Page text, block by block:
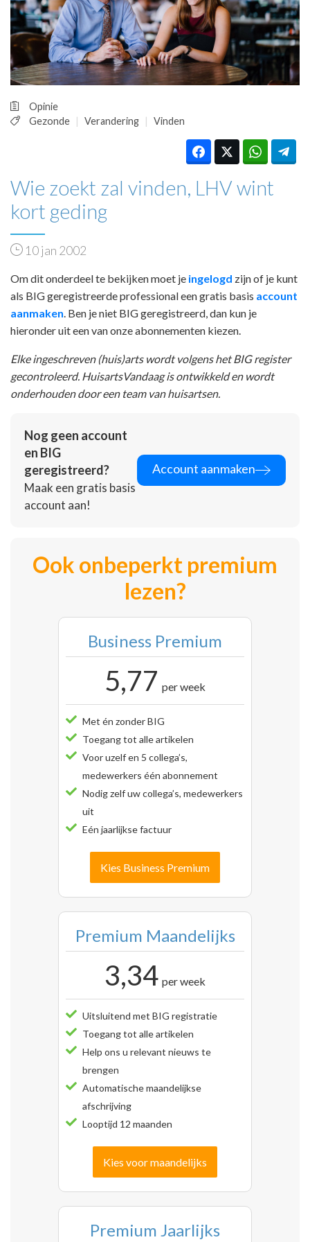
PRAKTIJKZAKEN
TARIEVEN
VPHUISARTSEN
MEDISCHE VAKHANDEL
REGISTRATIE
Opinie
Gezonde
Verandering Vinden
Wie zoekt zal vinden, LHV wint
kort geding
10 jan 2002
Om dit onderdeel te bekijken moet je ingelogd zijn of je kunt
als BIG geregistreerde professional een gratis basis account
aanmaken . Ben je niet BIG geregistreerd, dan kun je
hieronder uit een van onze abonnementen kiezen.
Elke ingeschreven (huis)arts wordt volgens het BIG register
gecontroleerd. HuisartsVandaag is ontwikkeld en wordt
onderhouden door een team van huisartsen.
Nog geen account
en BIG
geregistreerd?
Maak een gratis basis
account aan!
Account aanmaken
Ook onbeperkt premium
lezen?
Business Premium
5,77 per week
Met én zonder BIG
Toegang tot alle artikelen
Voor uzelf en 5 collega’s,
medewerkers één abonnement
Nodig zelf uw collega’s, medewerkers
uit
Eén jaarlijkse factuur
Kies Business Premium
Premium Maandelijks
3,34 per week
Uitsluitend met BIG registratie
Toegang tot alle artikelen
Help ons u relevant nieuws te
brengen
Automatische maandelijkse
afschrijving
Looptijd 12 maanden
Kies voor maandelijks
Premium Jaarlijks